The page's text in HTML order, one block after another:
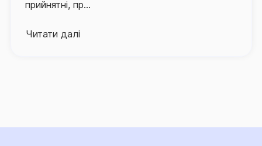
страхування ознайомитись з: інформацією про
винятки із страхових випадків та підстави для
відмови у здійсненні страхових виплат, ліміти
інформаційно-консультаційну підтримку
прийнятні, пр...
Читати далі